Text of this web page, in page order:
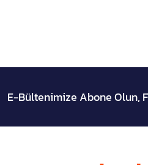
E-Bültenimize Abone Olun,